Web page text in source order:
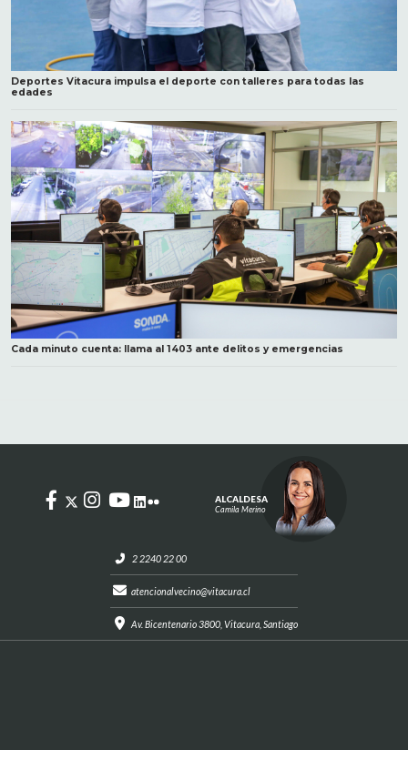
Deportes Vitacura impulsa el deporte con talleres para todas las
edades
Cada minuto cuenta: llama al 1403 ante delitos y emergencias
2 2240 22 00
atencionalvecino@vitacura.cl
Av. Bicentenario 3800, Vitacura, Santiago
ALCALDESA
Camila Merino